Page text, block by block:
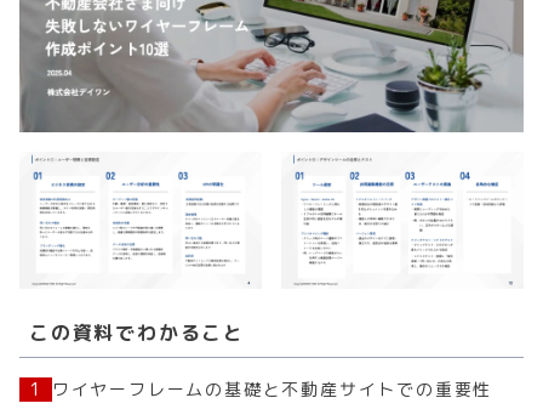
この資料でわかること
1
ワイヤーフレームの基礎と不動産サイトでの重要性